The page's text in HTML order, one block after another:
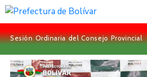
Inicio
Institución
Sesión Ordinaria del Consejo Provincial